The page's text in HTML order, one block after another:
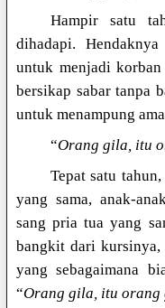
Hampir satu
dihadapi.
untuk menjadi
bersikap sabar tanpa
untuk menampung
“Orang gila, itu
Tepat satu
yang sama, anak-
sang pria tua yang
bangkit dari kursinya,
yang sebagaimana
“Orang gila, itu